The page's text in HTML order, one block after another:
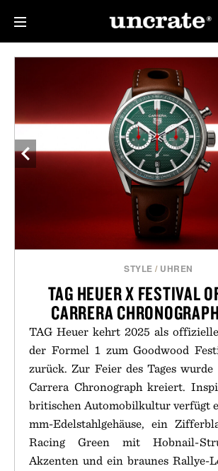
STYLE / UHREN
TAG HEUER X FESTIVAL
CARRERA
TAG Heuer kehrt 2025 als
der Formel 1 zum Goodwood
zurück. Zur Feier des Tages
Carrera Chronograph kreiert.
britischen Automobilkultur verfügt
mm-Edelstahlgehäuse, ein
Racing Green mit Hobnail-
Akzenten und ein braunes Rallye-